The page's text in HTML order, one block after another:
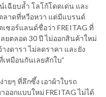
เฉียบล้ำ โลโก้โดดเด่น และ
ลาดที่หวือหวา แต่มีแบรนด์
ซอร์แลนด์ชื่อว่า FREITAG ที่
ยตลอด 30 ปี ไม่ออกสินค้าใหม่
งดารา ไม่ลดราคา และยัง
หมือนกันเลยสักใบ”
ยๆ ที่ลึกซึ้ง เอาผ้าใบรถ
ออกแบบใหม่ FREITAG ไม่ได้